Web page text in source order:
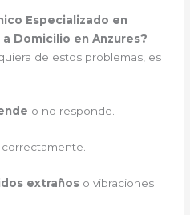
Especializado en
Domicilio en Anzures?
de estos problemas, es
o no responde.
correctamente.
extraños o vibraciones